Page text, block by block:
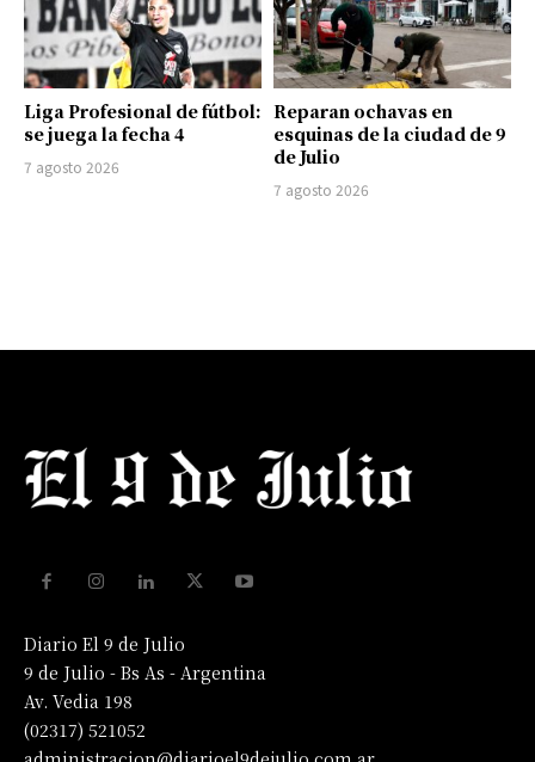
Liga Profesional de fútbol:
se juega la fecha 4
7 agosto 2026
Reparan ochavas en
esquinas de la ciudad de 9
de Julio
7 agosto 2026
Diario El 9 de Julio
9 de Julio - Bs As - Argentina
Av. Vedia 198
(02317) 521052